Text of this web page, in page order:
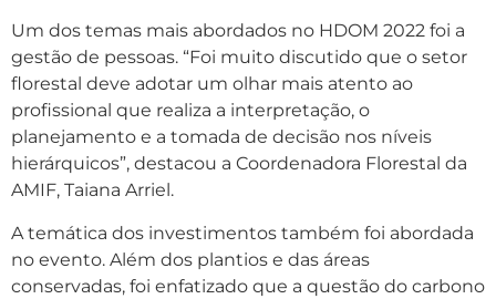
Um dos temas mais abordados no HDOM 2022 foi a
gestão de pessoas. “Foi muito discutido que o setor
florestal deve adotar um olhar mais atento ao
profissional que realiza a interpretação, o
planejamento e a tomada de decisão nos níveis
hierárquicos”, destacou a Coordenadora Florestal da
AMIF, Taiana Arriel.
A temática dos investimentos também foi abordada
no evento. Além dos plantios e das áreas
conservadas, foi enfatizado que a questão do carbono